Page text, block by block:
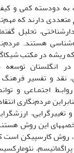
به دودسته کمی و
متعددی دارند که
تحلیل
هستند.
ریشه در مکتب
در انگلستان
نقد و تفسیر
اجتمـاعی و
مردم‌نگاری
این روش
روش کارسپیکن است
پراگماتیسم،